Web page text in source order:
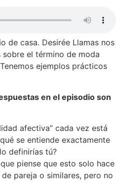
de casa. Desirée Llamas nos
el término de moda
ejemplos prácticos
en el episodio son
afectiva” cada vez está
se entiende exactamente
definirías tú?
piense que esto solo hace
pareja o similares, pero no